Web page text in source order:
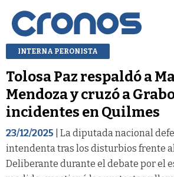
INTERNA PERONISTA
Tolosa Paz respaldó a
Mendoza y cruzó a
incidentes en Quilmes
23/12/2025 | La diputada nacional
intendenta tras los disturbios frente
Deliberante durante el debate por el